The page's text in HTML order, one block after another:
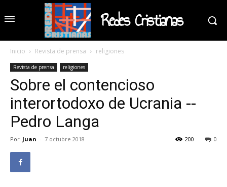
Redes Cristianas
Inicio Revista de prensa religiones
Revista de prensa religiones
Sobre el contencioso
interortodoxo de Ucrania --
Pedro Langa
Por Juan - 7 octubre 2018 0
200